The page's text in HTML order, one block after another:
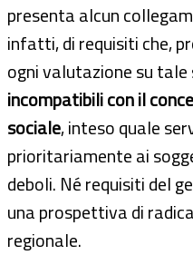
presenta alcun
infatti, di requisiti che,
ogni valutazione su
incompatibili con il
sociale, inteso quale
prioritariamente ai
deboli. Né requisiti del
una prospettiva di
regionale.